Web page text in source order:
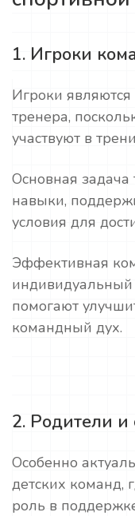
1. Игроки
Игроки
тренера,
участвуют в
Основная
навыки,
условия для
Эффективная
помогают
командный дух.
2. Родители и
Особенно
детских команд,
роль в